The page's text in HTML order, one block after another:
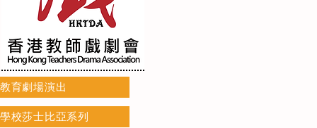
教育劇場演出
學校莎士比亞系列